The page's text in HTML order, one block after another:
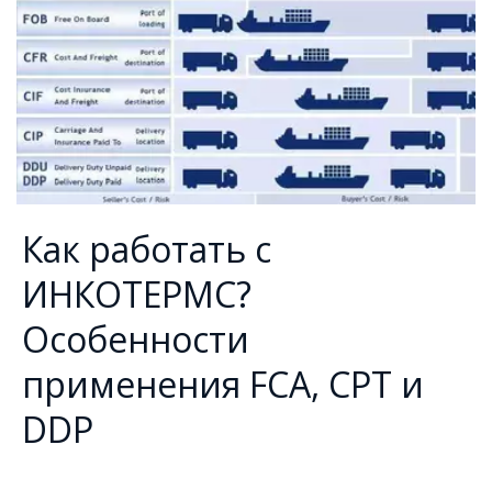
Как работать с
ИНКОТЕРМС?
Особенности
применения FCA, CPT и
DDP